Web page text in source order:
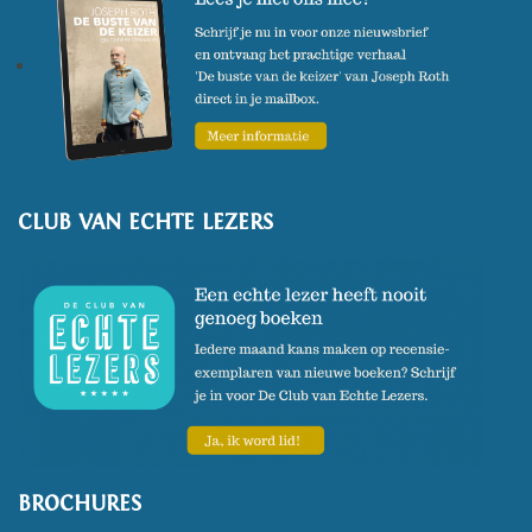
boekverkopers. In de zomer van
2021 verscheen 'De tuinen van
Buitenzorg', en in oktober 2022
verscheen het boek 'De
kampschilders' .
CLUB VAN ECHTE LEZERS
BROCHURES